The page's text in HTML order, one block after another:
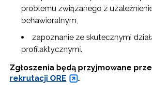
problemu związanego z
behawioralnym,
zapoznanie ze skutecznymi
profilaktycznymi.
Zgłoszenia będą przyjmowane
rekrutacji ORE
.